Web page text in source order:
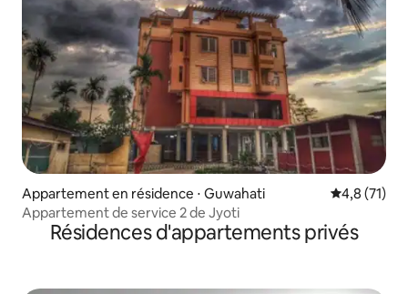
Appartement en résidence ⋅ Guwahati Évaluation
4,8 (71)
Appartement de service 2 de Jyoti
Résidences d'appartements privés